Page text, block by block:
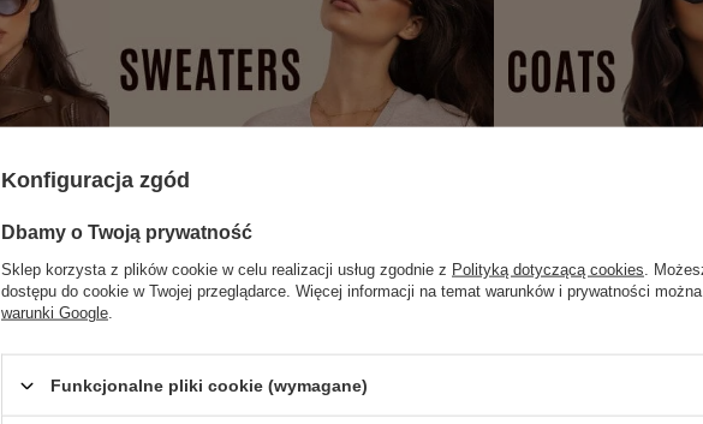
Konfiguracja zgód
Dbamy o Twoją prywatność
Sklep korzysta z plików cookie w celu realizacji usług zgodnie z Polityką dotyczącą cookies .
dostępu do cookie w Twojej przeglądarce. Więcej informacji na temat warunków i prywatności
warunki Google
Funkcjonalne pliki cookie (wymagane)